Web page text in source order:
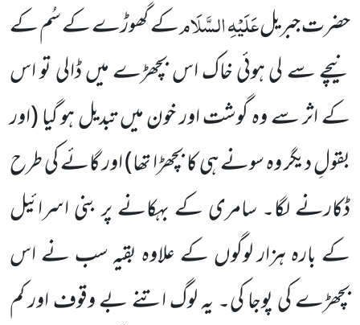
حضرت جبریلعَلَیْہِ السَّلَامکے گھوڑے کے سُم کے
نیچے سے لی ہوئی خاک اس بچھڑے میں ڈالی تو اس
کے اثر سے وہ گوشت اور خون میں تبدیل ہو گیا (اور
بقولِ دیگر وہ سونے ہی کا بچھڑا تھا) اور گائے کی طرح
ڈکارنے لگا۔ سامری کے بہکانے پر بنی اسرائیل
کے بارہ ہزار لوگوں کے علاوہ بقیہ سب نے اس
بچھڑے کی پوجا کی۔ یہ لوگ اتنے بے وقوف اور کم